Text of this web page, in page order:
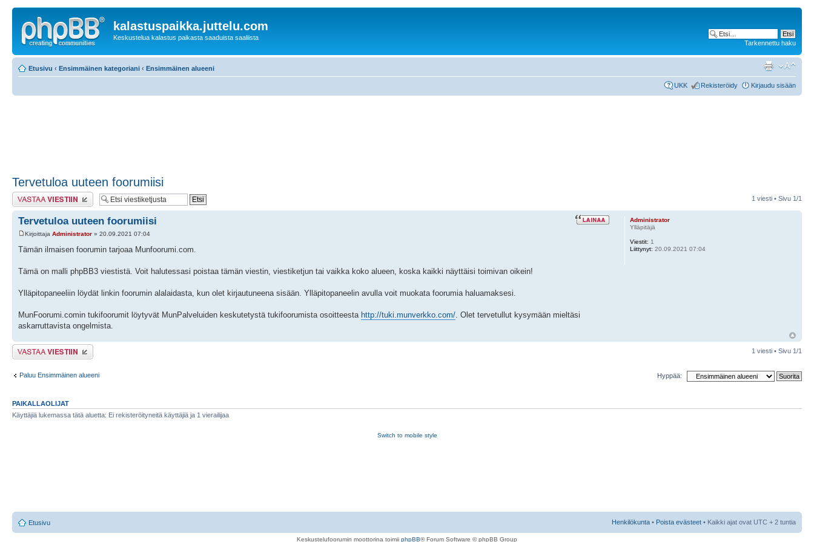
kalastuspaikka.juttelu.com
Keskustelua kalastus paikasta saaduista saaliista
Tarkennettu haku
Etusivu ‹ Ensimmäinen kategoriani ‹ Ensimmäinen alueeni
UKK Rekisteröidy Kirjaudu sisään
Tervetuloa uuteen foorumiisi
Lähetä vastaus 1 viesti • Sivu 1/1
Tervetuloa uuteen foorumiisi
Kirjoittaja Administrator » 20.09.2021 07:04
Tämän ilmaisen foorumin tarjoaa Munfoorumi.com.
Tämä on malli phpBB3 viestistä. Voit halutessasi poistaa tämän viestin, viestiketjun tai vaikka koko alueen, koska kaikki näyttäisi toimivan oikein!
Ylläpitopaneeliin löydät linkin foorumin alalaidasta, kun olet kirjautuneena sisään. Ylläpitopaneelin avulla voit muokata foorumia haluamaksesi.
MunFoorumi.comin tukifoorumit löytyvät MunPalveluiden keskutetystä tukifoorumista osoitteesta http://tuki.munverkko.com/ . Olet tervetullut kysymään mieltäsi
askarruttavista ongelmista.
Administrator
Ylläpitäjä
Viestit: 1
Liittynyt: 20.09.2021 07:04
Lähetä vastaus 1 viesti • Sivu 1/1
Paluu Ensimmäinen alueeni Hyppää:
PAIKALLAOLIJAT
Käyttäjiä lukemassa tätä aluetta: Ei rekisteröityneitä käyttäjiä ja 1 vierailijaa
Switch to mobile style
Etusivu Henkilökunta • Poista evästeet • Kaikki ajat ovat UTC + 2 tuntia
Keskustelufoorumin moottorina toimii phpBB® Forum Software © phpBB Group